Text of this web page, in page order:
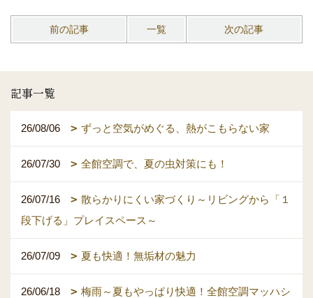
前の記事 一覧 次の記事
記事一覧
26/08/06 ずっと空気がめぐる、熱がこもらない家
26/07/30 全館空調で、夏の虫対策にも！
26/07/16
散らかりにくい家づくり～リビングから「１
段下げる」プレイスペース～
26/07/09 夏も快適！無垢材の魅力
26/06/18
梅雨～夏もやっぱり快適！全館空調マッハシ